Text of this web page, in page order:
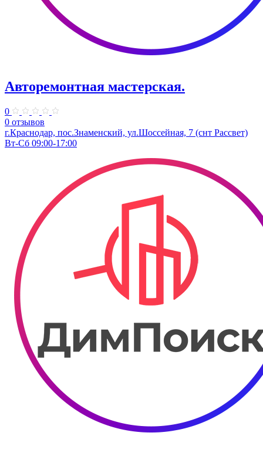
Авторемонтная мастерская.
0
0 отзывов
г.Краснодар, пос.Знаменский, ул.Шоссейная, 7 (снт Рассвет)
Вт-Сб 09:00-17:00